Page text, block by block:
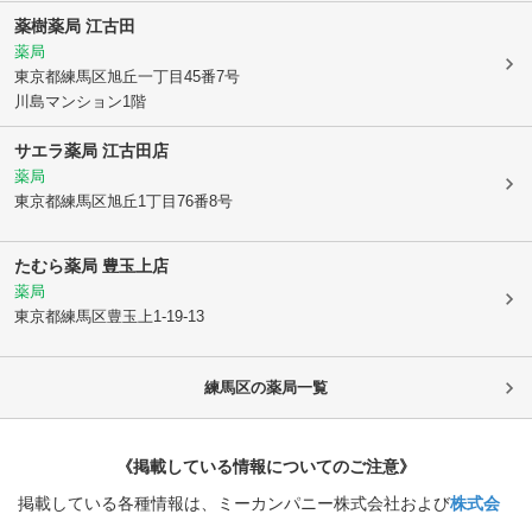
薬樹薬局 江古田
薬局
東京都練馬区旭丘一丁目45番7号
川島マンション1階
サエラ薬局 江古田店
薬局
東京都練馬区旭丘1丁目76番8号
たむら薬局 豊玉上店
薬局
東京都練馬区豊玉上1-19-13
練馬区の薬局一覧
《掲載している情報についてのご注意》
掲載している各種情報は、ミーカンパニー株式会社および株式会